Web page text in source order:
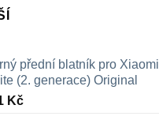
přední blatník pro Xiaomi
(2. generace) Original
Kč